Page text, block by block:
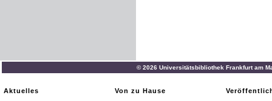
© 2026 Universitätsbibliothek Frankfurt am
Aktuelles
Von zu Hause